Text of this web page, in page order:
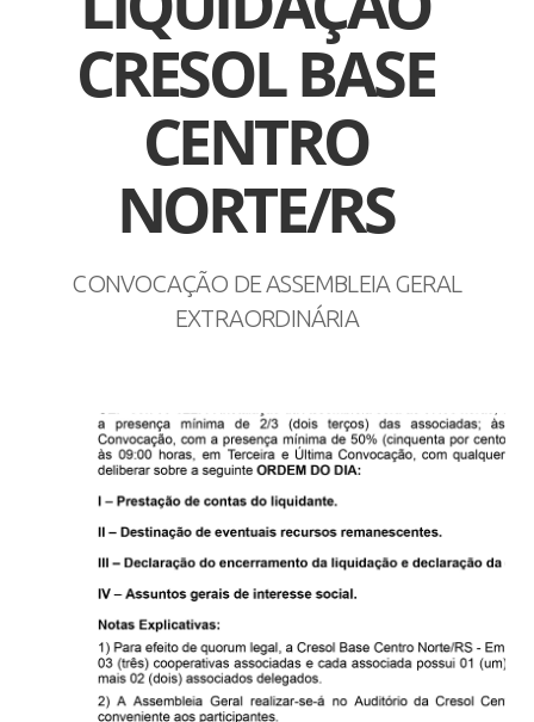
CRESOL BASE
CENTRO
NORTE/RS
CONVOCAÇÃO DE ASSEMBLEIA GERAL
EXTRAORDINÁRIA